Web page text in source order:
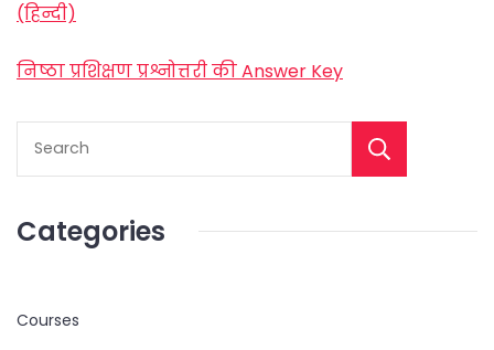
(हिन्दी)
निष्ठा प्रशिक्षण प्रश्नोत्तरी की Answer Key
Categories
Courses